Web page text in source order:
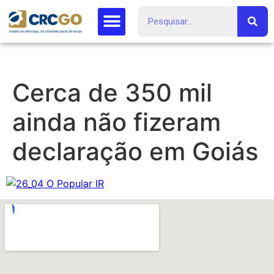
Cerca de 350 mil
ainda não fizeram
declaração em Goiás